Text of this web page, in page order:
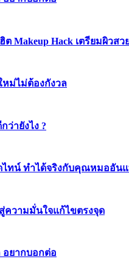
Makeup Hack เตรียมผิวสว
หม่ไม่ต้องกังวล
ว่ายังไง ?
ไทน์ ทำได้จริงกับคุณหมออัน
ความมั่นใจแก้ไขตรงจุด
อยากบอกต่อ